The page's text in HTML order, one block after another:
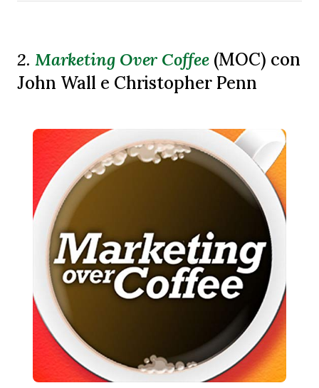
2. Marketing Over Coffee(MOC) con
John Wall e Christopher Penn